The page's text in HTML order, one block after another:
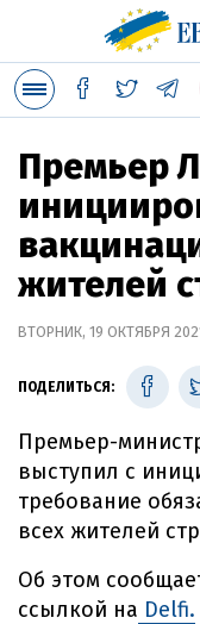
Премьер
жителей
ВТОРНИК, 19 ОКТЯБРЯ
ПОДЕЛИТЬСЯ:
Премьер-
выступил с
требование
всех жителей
Об этом
ссылкой на Delfi.